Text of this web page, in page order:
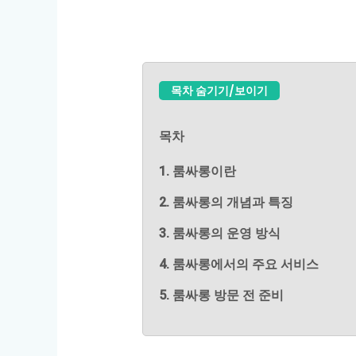
목차 숨기기/보이기
목차
1. 룸싸롱이란
2. 룸싸롱의 개념과 특징
3. 룸싸롱의 운영 방식
4. 룸싸롱에서의 주요 서비스
5. 룸싸롱 방문 전 준비